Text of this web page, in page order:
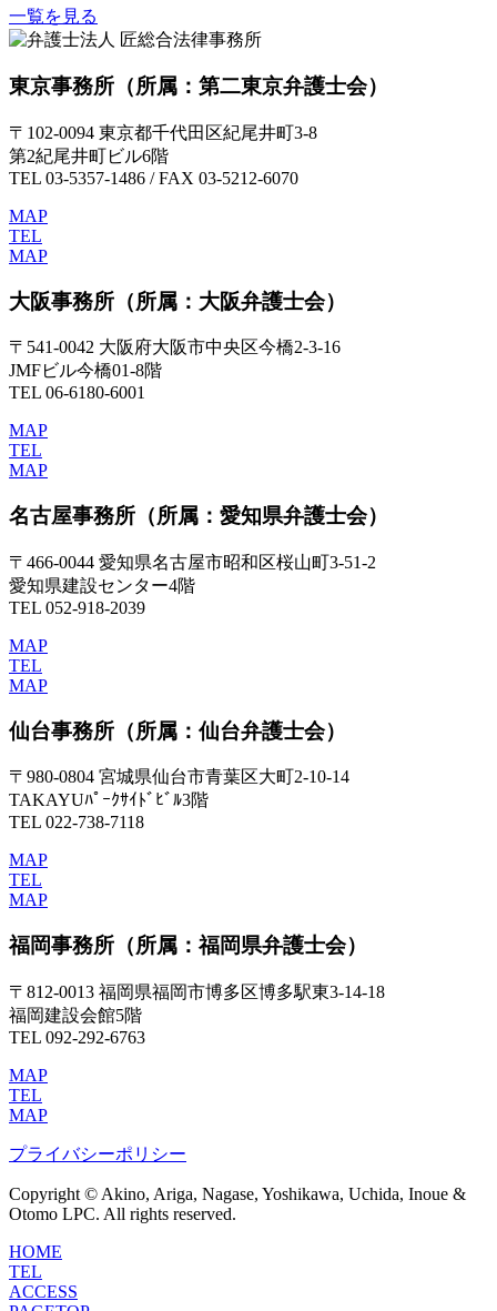
一覧を見る
東京事務所 （所属：第二東京弁護士会）
〒102-0094 東京都千代田区紀尾井町3-8
第2紀尾井町ビル6階
TEL 03-5357-1486 / FAX 03-5212-6070
MAP
TEL
MAP
大阪事務所 （所属：大阪弁護士会）
〒541-0042 大阪府大阪市中央区今橋2-3-16
JMFビル今橋01-8階
TEL 06-6180-6001
MAP
TEL
MAP
名古屋事務所 （所属：愛知県弁護士会）
〒466-0044 愛知県名古屋市昭和区桜山町3-51-2
愛知県建設センター4階
TEL 052-918-2039
MAP
TEL
MAP
仙台事務所 （所属：仙台弁護士会）
〒980-0804 宮城県仙台市青葉区大町2-10-14
TAKAYUﾊﾟｰｸｻｲﾄﾞﾋﾞﾙ3階
TEL 022-738-7118
MAP
TEL
MAP
福岡事務所 （所属：福岡県弁護士会）
〒812-0013 福岡県福岡市博多区博多駅東3-14-18
福岡建設会館5階
TEL 092-292-6763
MAP
TEL
MAP
プライバシーポリシー
Copyright © Akino, Ariga, Nagase, Yoshikawa, Uchida, Inoue &
Otomo LPC. All rights reserved.
HOME
TEL
ACCESS